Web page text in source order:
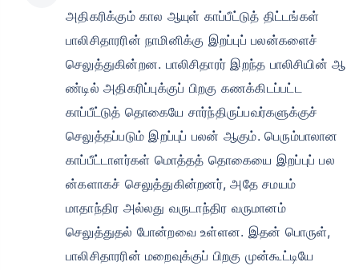
அதிகரிக்கும் கால ஆயுள் காப்பீட்டுத் திட்டங்கள்
பாலிசிதாரரின் நாமினிக்கு இறப்புப் பலன்களைச்
செலுத்துகின்றன. பாலிசிதாரர் இறந்த பாலிசியின் ஆ
ண்டில் அதிகரிப்புக்குப் பிறகு கணக்கிடப்பட்ட
காப்பீட்டுத் தொகையே சார்ந்திருப்பவர்களுக்குச்
செலுத்தப்படும் இறப்புப் பலன் ஆகும். பெரும்பாலான
காப்பீட்டாளர்கள் மொத்தத் தொகையை இறப்புப் பல
ன்களாகச் செலுத்துகின்றனர், அதே சமயம்
மாதாந்திர அல்லது வருடாந்திர வருமானம்
செலுத்துதல் போன்றவை உள்ளன. இதன் பொருள்,
பாலிசிதாரரின் மறைவுக்குப் பிறகு முன்கூட்டியே